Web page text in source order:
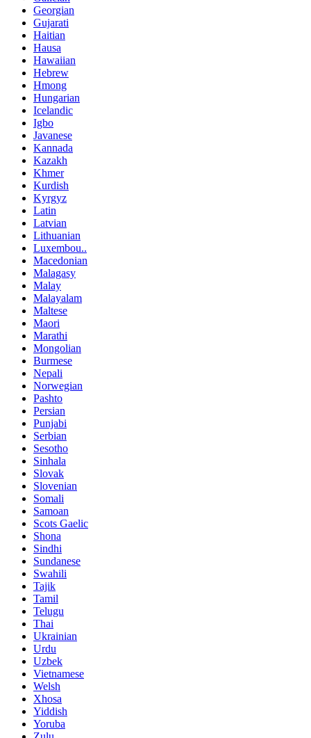
Georgian
Gujarati
Haitian
Hausa
Hawaiian
Hebrew
Hmong
Hungarian
Icelandic
Igbo
Javanese
Kannada
Kazakh
Khmer
Kurdish
Kyrgyz
Latin
Latvian
Lithuanian
Luxembou..
Macedonian
Malagasy
Malay
Malayalam
Maltese
Maori
Marathi
Mongolian
Burmese
Nepali
Norwegian
Pashto
Persian
Punjabi
Serbian
Sesotho
Sinhala
Slovak
Slovenian
Somali
Samoan
Scots Gaelic
Shona
Sindhi
Sundanese
Swahili
Tajik
Tamil
Telugu
Thai
Ukrainian
Urdu
Uzbek
Vietnamese
Welsh
Xhosa
Yiddish
Yoruba